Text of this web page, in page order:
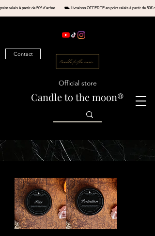
Contact
Official store
Candle to the moon®
en point relais à partir de 50€ d'achat ⛟ Livraison OFFERTE en point relais